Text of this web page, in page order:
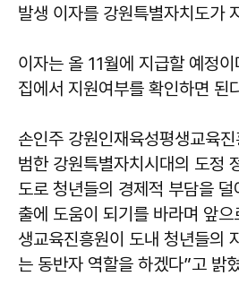
발생 이자를 강원특별자치도가
이자는 올 11월에 지급할 예정
집에서 지원여부를 확인하면 된
손인주 강원인재육성평생교육
범한 강원특별자치시대의 도정
도로 청년들의 경제적 부담을
출에 도움이 되기를 바라며 앞
생교육진흥원이 도내 청년들의
는 동반자 역할을 하겠다”고 밝